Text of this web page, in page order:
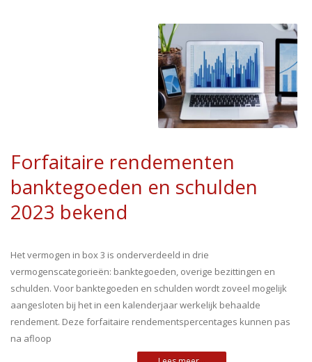
Forfaitaire rendementen
banktegoeden en schulden
2023 bekend
Het vermogen in box 3 is onderverdeeld in drie
vermogenscategorieën: banktegoeden, overige bezittingen en
schulden. Voor banktegoeden en schulden wordt zoveel mogelijk
aangesloten bij het in een kalenderjaar werkelijk behaalde
rendement. Deze forfaitaire rendementspercentages kunnen pas
na afloop